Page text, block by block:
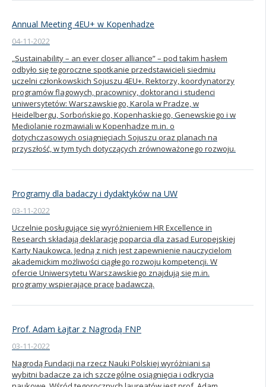
Annual Meeting 4EU+ w Kopenhadze
04-11-2022
„Sustainability – an ever closer alliance” – pod takim hasłem
odbyło się tegoroczne spotkanie przedstawicieli siedmiu
uczelni członkowskich Sojuszu 4EU+. Rektorzy, koordynatorzy
programów flagowych, pracownicy, doktoranci i studenci
uniwersytetów: Warszawskiego, Karola w Pradze, w
Heidelbergu, Sorbońskiego, Kopenhaskiego, Genewskiego i w
Mediolanie rozmawiali w Kopenhadze m.in. o
dotychczasowych osiągnięciach Sojuszu oraz planach na
przyszłość, w tym tych dotyczących zrównoważonego rozwoju.
Programy dla badaczy i dydaktyków na UW
03-11-2022
Uczelnie posługujące się wyróżnieniem HR Excellence in
Research składają deklarację poparcia dla zasad Europejskiej
Karty Naukowca. Jedną z nich jest zapewnienie nauczycielom
akademickim możliwości ciągłego rozwoju kompetencji. W
ofercie Uniwersytetu Warszawskiego znajdują się m.in.
programy wspierające pracę badawczą.
Prof. Adam Łajtar z Nagrodą FNP
03-11-2022
Nagrodą Fundacji na rzecz Nauki Polskiej wyróżniani są
wybitni badacze za ich szczególne osiągnięcia i odkrycia